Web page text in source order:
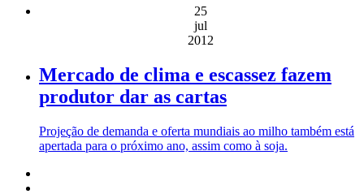
25
jul
2012
Mercado de clima e escassez fazem
produtor dar as cartas
Projeção de demanda e oferta mundiais ao milho também está
apertada para o próximo ano, assim como à soja.